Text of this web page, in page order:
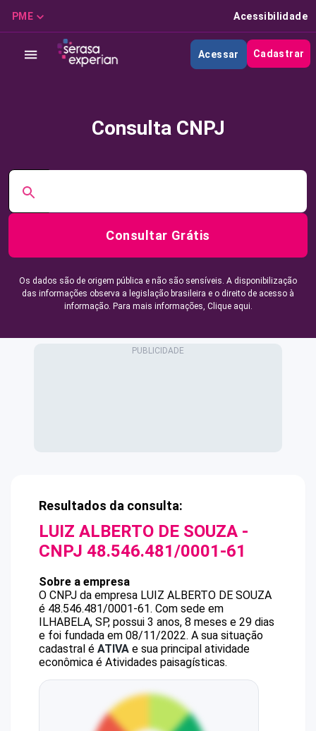
PME Acessibilidade
Acessar Cadastrar
Consulta CNPJ
Consultar Grátis
Os dados são de origem pública e não são sensíveis. A disponibilização
das informações observa a legislação brasileira e o direito de acesso à
informação. Para mais informações, Clique aqui.
Resultados da consulta:
LUIZ ALBERTO DE SOUZA -
CNPJ 48.546.481/0001-61
Sobre a empresa
O CNPJ da empresa LUIZ ALBERTO DE SOUZA
é 48.546.481/0001-61. Com sede em
ILHABELA, SP, possui 3 anos, 8 meses e 29 dias
e foi fundada em 08/11/2022. A sua situação
cadastral é ATIVA e sua principal atividade
econômica é Atividades paisagísticas.